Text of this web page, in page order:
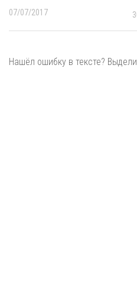
07/07/2017
Нашёл ошибку в тексте?